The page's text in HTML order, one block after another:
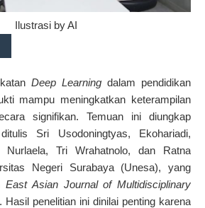
Ilustrasi by AI
Deep Learning dalam pendidikan
mampu meningkatkan keterampilan
signifikan. Temuan ini diungkap
Sri Usodoningtyas, Ekohariadi,
Nurlaela, Tri Wrahatnolo, dan Ratna
Negeri Surabaya (Unesa), yang
East Asian Journal of Multidisciplinary
Hasil penelitian ini dinilai penting karena